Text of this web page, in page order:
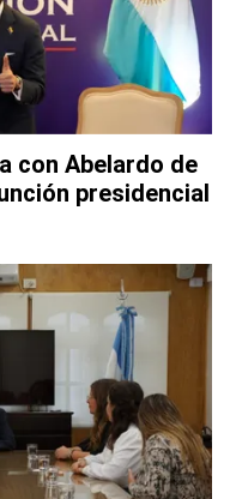
con Abelardo de
presidencial